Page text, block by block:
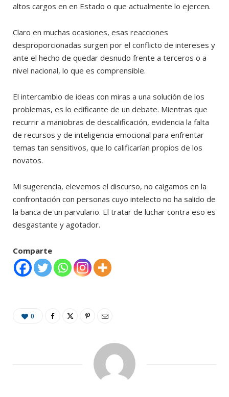
altos cargos en en Estado o que actualmente lo ejercen.
Claro en muchas ocasiones, esas reacciones
desproporcionadas surgen por el conflicto de intereses y
ante el hecho de quedar desnudo frente a terceros o a
nivel nacional, lo que es comprensible.
El intercambio de ideas con miras a una solución de los
problemas, es lo edificante de un debate. Mientras que
recurrir a maniobras de descalificación, evidencia la falta
de recursos y de inteligencia emocional para enfrentar
temas tan sensitivos, que lo calificarían propios de los
novatos.
Mi sugerencia, elevemos el discurso, no caigamos en la
confrontación con personas cuyo intelecto no ha salido de
la banca de un parvulario. El tratar de luchar contra eso es
desgastante y agotador.
Comparte
0